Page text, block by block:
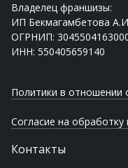
Владелец франшизы:
ИП Бекмагамбетова
ОГРНИП:
ИНН: 550405659140
Политики в отношении
Согласие на
Контакты